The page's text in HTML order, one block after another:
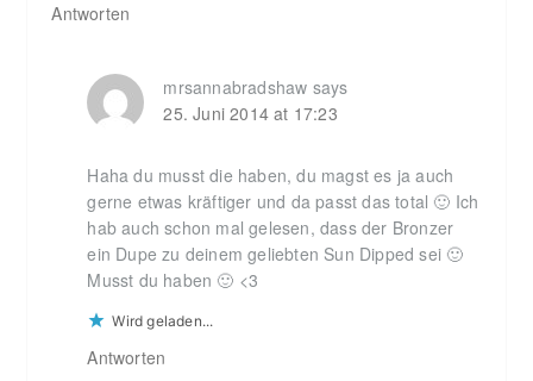
Antworten
mrsannabradshaw says
25. Juni 2014 at 17:23
Haha du musst die haben, du magst es ja auch
gerne etwas kräftiger und da passt das total 🙂 Ich
hab auch schon mal gelesen, dass der Bronzer
ein Dupe zu deinem geliebten Sun Dipped sei 🙂
Musst du haben 🙂 <3
Wird geladen...
Antworten